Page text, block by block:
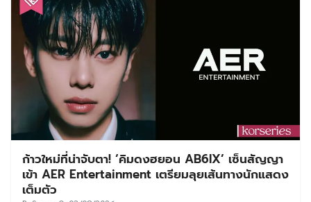
ก้าวใหม่ที่น่าจับตา! ‘คิมดงฮยอน AB6IX’ เซ็นสัญญา
เข้า AER Entertainment เตรียมลุยเส้นทางนักแสดง
เต็มตัว